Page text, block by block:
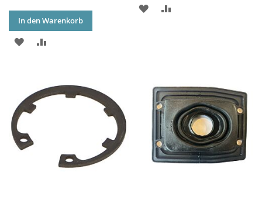
In den Warenkorb
ZUR
ZUR